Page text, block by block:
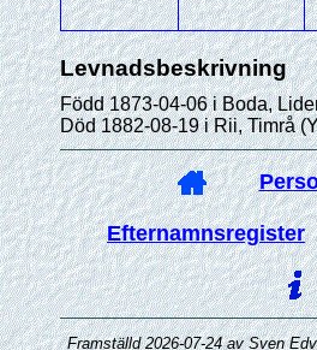
Levnadsbeskrivning
Född 1873-04-06 i Boda,
Död 1882-08-19 i Rii, Timrå
Efternamnsregister
Framställd 2026-07-24 av Sven